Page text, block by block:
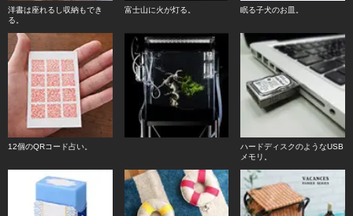
洋書は座れるし収納もでき
る。
富士山に火が灯る。 眠る子犬のお皿。
12個のQRコード占い。
ハードディスクのようなUSB
メモリ。